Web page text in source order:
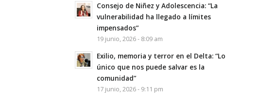
Consejo de Niñez y Adolescencia: “La
vulnerabilidad ha llegado a límites
impensados”
19 junio, 2026 - 8:09 am
Exilio, memoria y terror en el Delta: “Lo
único que nos puede salvar es la
comunidad”
17 junio, 2026 - 9:11 pm